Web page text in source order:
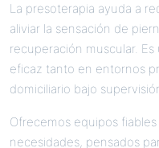
La presoterapia ayuda a
aliviar la sensación de
recuperación muscular.
eficaz tanto en entornos
domiciliario bajo
Ofrecemos equipos
necesidades, pensados